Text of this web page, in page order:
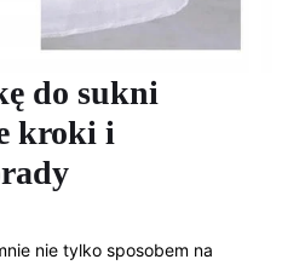
do sukni
kroki i
nie tylko sposobem na